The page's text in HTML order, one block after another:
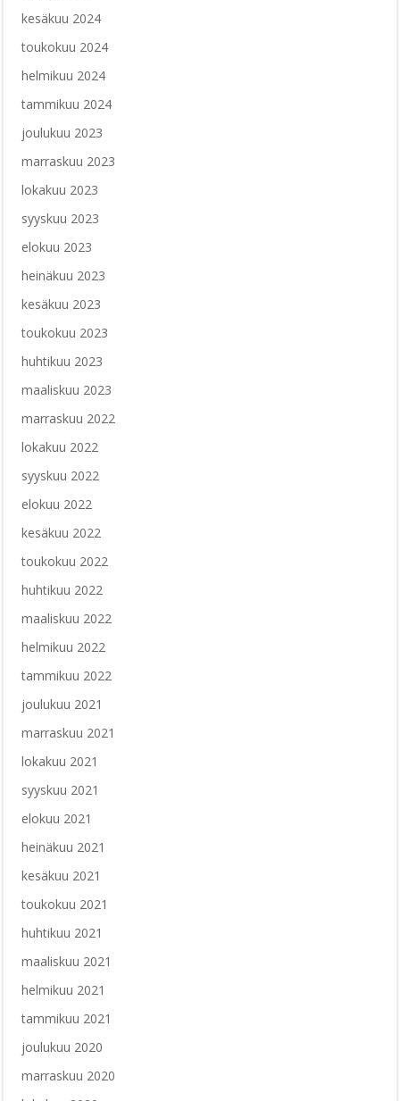
kesäkuu 2024
toukokuu 2024
helmikuu 2024
tammikuu 2024
joulukuu 2023
marraskuu 2023
lokakuu 2023
syyskuu 2023
elokuu 2023
heinäkuu 2023
kesäkuu 2023
toukokuu 2023
huhtikuu 2023
maaliskuu 2023
marraskuu 2022
lokakuu 2022
syyskuu 2022
elokuu 2022
kesäkuu 2022
toukokuu 2022
huhtikuu 2022
maaliskuu 2022
helmikuu 2022
tammikuu 2022
joulukuu 2021
marraskuu 2021
lokakuu 2021
syyskuu 2021
elokuu 2021
heinäkuu 2021
kesäkuu 2021
toukokuu 2021
huhtikuu 2021
maaliskuu 2021
helmikuu 2021
tammikuu 2021
joulukuu 2020
marraskuu 2020